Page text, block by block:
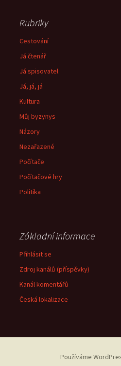
Rubriky
Cestování
Já čtenář
Já spisovatel
Já, já, já
Kultura
Můj byzynys
Názory
Nezařazené
Počítače
Počítačové hry
Politika
Základní informace
Přihlásit se
Zdroj kanálů (příspěvky)
Kanál komentářů
Česká lokalizace
Používáme